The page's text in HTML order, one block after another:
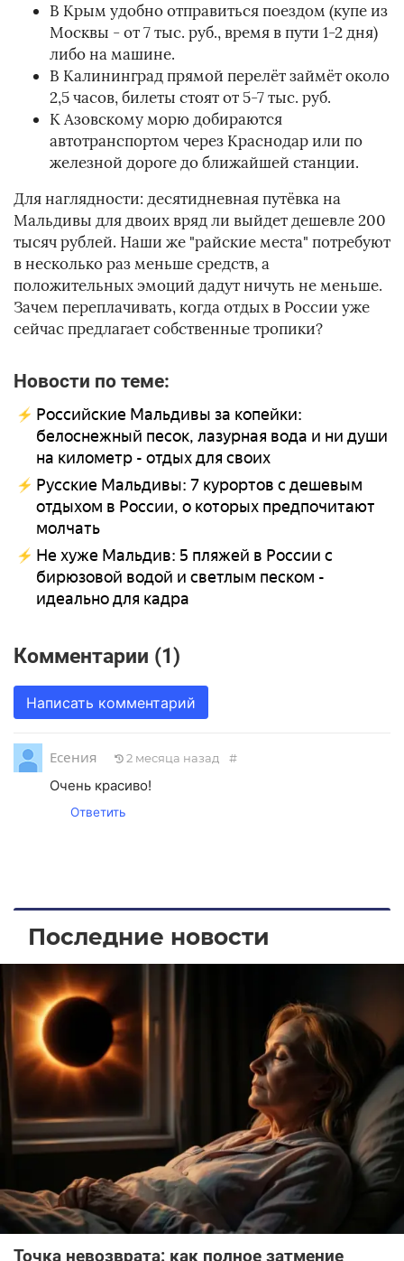
В Крым удобно отправиться поездом (купе из
Москвы - от 7 тыс. руб., время в пути 1-2 дня)
либо на машине.
В Калининград прямой перелёт займёт около
2,5 часов, билеты стоят от 5-7 тыс. руб.
К Азовскому морю добираются
автотранспортом через Краснодар или по
железной дороге до ближайшей станции.
Для наглядности: десятидневная путёвка на
Мальдивы для двоих вряд ли выйдет дешевле 200
тысяч рублей. Наши же "райские места" потребуют
в несколько раз меньше средств, а
положительных эмоций дадут ничуть не меньше.
Зачем переплачивать, когда отдых в России уже
сейчас предлагает собственные тропики?
Новости по теме:
Российские Мальдивы за копейки:
белоснежный песок, лазурная вода и ни души
на километр - отдых для своих
Русские Мальдивы: 7 курортов с дешевым
отдыхом в России, о которых предпочитают
молчать
Не хуже Мальдив: 5 пляжей в России с
бирюзовой водой и светлым песком -
идеально для кадра
Комментарии (1)
Написать комментарий
Есения 2 месяца назад #
Очень красиво!
Ответить
Последние новости
Точка невозврата: как полное затмение